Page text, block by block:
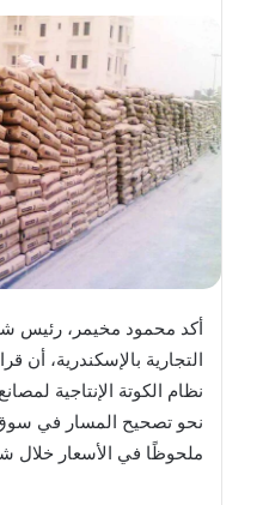
إلكترونيا
أكد محمود مخيمر، رئيس
التجارية بالإسكندرية، أن
نظام الكوتة الإنتاجية
نحو تصحيح المسار في سوق
ملحوظًا في الأسعار خلال